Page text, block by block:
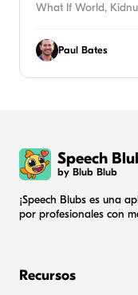
What If World,
Paul Bates
Speech
by Blub Blub
¡Speech Blubs es una
por profesionales con
Recursos